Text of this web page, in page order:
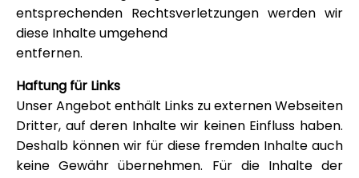
entsprechenden Rechtsverletzungen werden wir
diese Inhalte umgehend
entfernen.
Haftung für Links
Unser Angebot enthält Links zu externen Webseiten
Dritter, auf deren Inhalte wir keinen Einfluss haben.
Deshalb können wir für diese fremden Inhalte auch
keine Gewähr übernehmen. Für die Inhalte der